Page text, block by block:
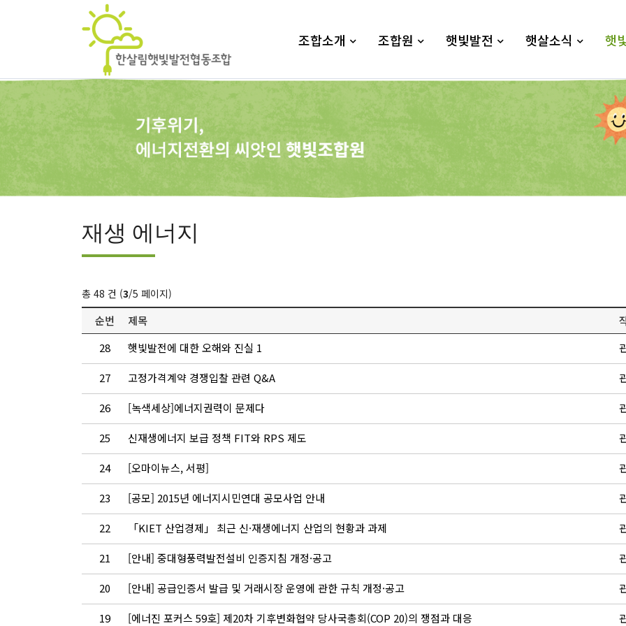
조합소개 조합원 햇빛발전 햇살소식 햇
재생 에너지
총 48 건 (3/5 페이지)
순번 제목
28
햇빛발전에 대한 오해와 진실 1
27 고정가격계약 경쟁입찰 관련 Q&A
26 [녹색세상]에너지권력이 문제다
25 신재생에너지 보급 정책 FIT와 RPS 제도
24 [오마이뉴스, 서평]
23 [공모] 2015년 에너지시민연대 공모사업 안내
22 「KIET 산업경제」 최근 신·재생에너지 산업의 현황과 과제
21 [안내] 중대형풍력발전설비 인증지침 개정·공고
20 [안내] 공급인증서 발급 및 거래시장 운영에 관한 규칙 개정·공고
19 [에너진 포커스 59호] 제20차 기후변화협약 당사국총회(COP 20)의 쟁점과 대응